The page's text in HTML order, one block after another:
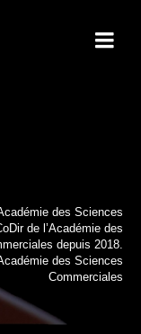
des Sciences
de l’Académie des
depuis 2018.
des Sciences
Commerciales